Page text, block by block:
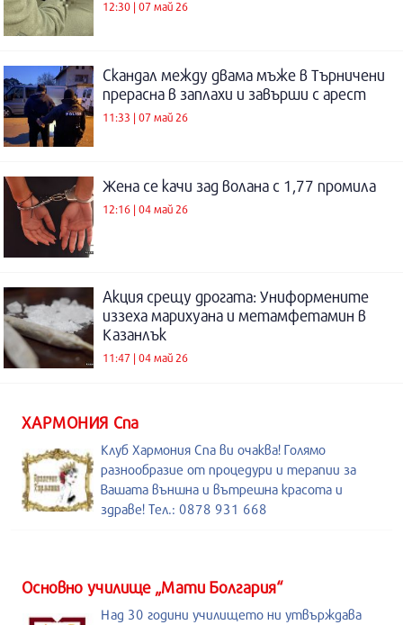
12:30 | 07 май 26
Скандал между двама мъже в Търничени
прерасна в заплахи и завърши с арест
11:33 | 07 май 26
Жена се качи зад волана с 1,77 промила
12:16 | 04 май 26
Акция срещу дрогата: Униформените
иззеха марихуана и метамфетамин в
Казанлък
11:47 | 04 май 26
ХАРМОНИЯ Спа
Клуб Хармония Спа ви очаква! Голямо
разнообразие от процедури и терапии за
Вашата външна и вътрешна красота и
здраве! Тел.: 0878 931 668
Основно училище „Мати Болгария“
Над 30 години училището ни утвърждава